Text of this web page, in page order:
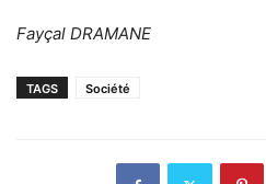
Fayçal DRAMANE
TAGS Société